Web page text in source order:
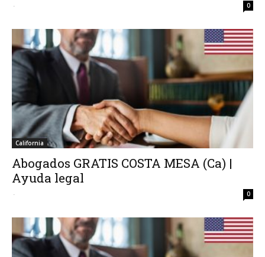
- 0
California
Abogados GRATIS COSTA MESA (Ca) |
Ayuda legal
- 0